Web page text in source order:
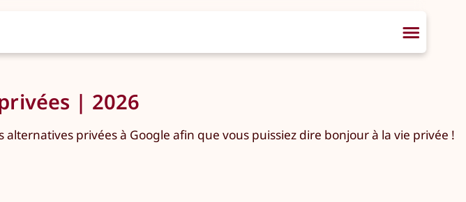
| 2026
privées à Google afin que vous puissiez dire bonjour à la vie privée !